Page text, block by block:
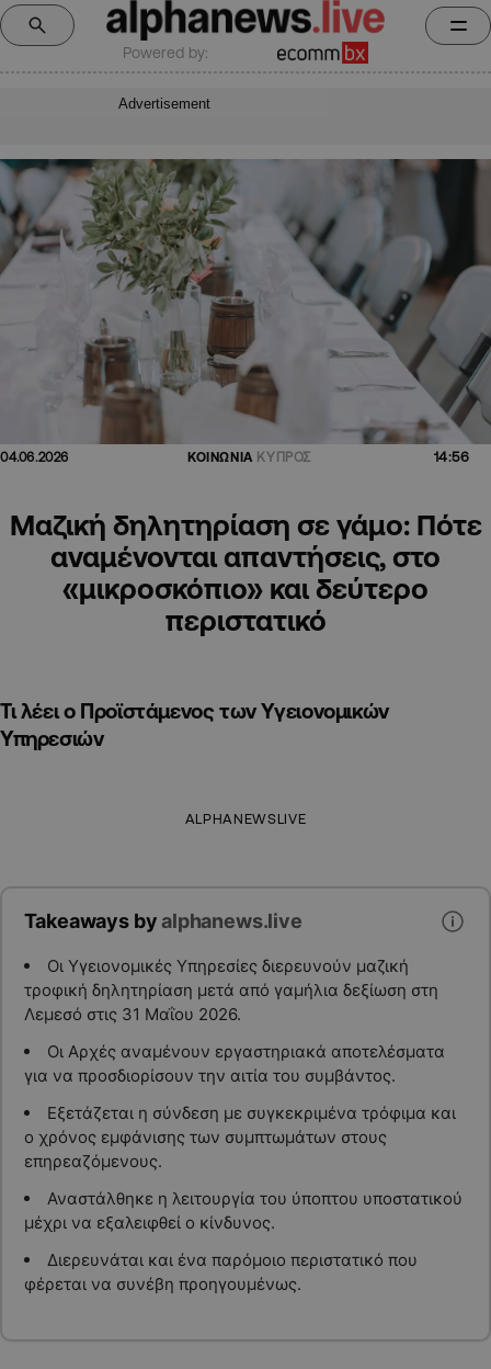
Powered by:
Advertisement
04.06.2026 ΚΟΙΝΩΝΙΑ ΚΥΠΡΟΣ 14:56
Μαζική δηλητηρίαση σε γάμο: Πότε
αναμένονται απαντήσεις, στο
«μικροσκόπιο» και δεύτερο
περιστατικό
Τι λέει ο Προϊστάμενος των Υγειονομικών
Υπηρεσιών
ALPHANEWSLIVE
Takeaways byalphanews.live
Οι Υγειονομικές Υπηρεσίες διερευνούν μαζική
τροφική δηλητηρίαση μετά από γαμήλια δεξίωση στη
Λεμεσό στις 31 Μαΐου 2026.
Οι Αρχές αναμένουν εργαστηριακά αποτελέσματα
για να προσδιορίσουν την αιτία του συμβάντος.
Εξετάζεται η σύνδεση με συγκεκριμένα τρόφιμα και
ο χρόνος εμφάνισης των συμπτωμάτων στους
επηρεαζόμενους.
Αναστάλθηκε η λειτουργία του ύποπτου υποστατικού
μέχρι να εξαλειφθεί ο κίνδυνος.
Διερευνάται και ένα παρόμοιο περιστατικό που
φέρεται να συνέβη προηγουμένως.